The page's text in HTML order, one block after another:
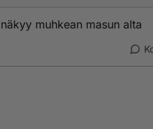
muhkean masun alta